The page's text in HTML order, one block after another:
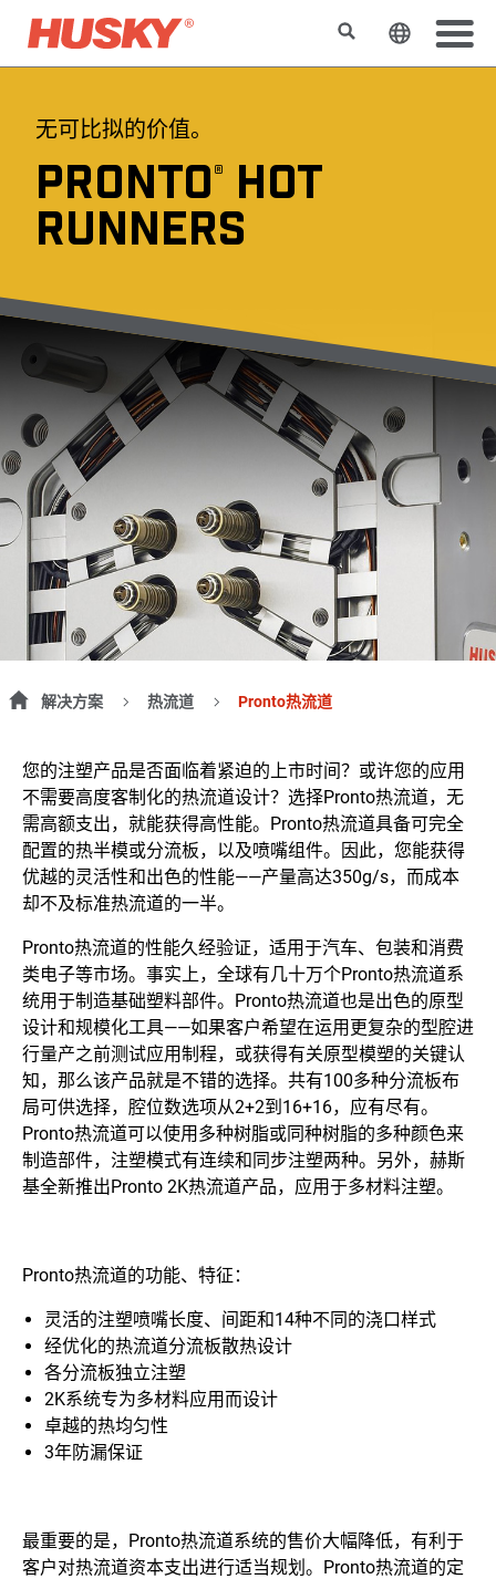
搜索 更改网站
无可比拟的价值。
PRONTO® HOT
RUNNERS
解决方案 热流道 Pronto热流道
您的注塑产品是否面临着紧迫的上市时间？或许您的应用
不需要高度客制化的热流道设计？选择Pronto热流道，无
需高额支出，就能获得高性能。Pronto热流道具备可完全
配置的热半模或分流板，以及喷嘴组件。因此，您能获得
优越的灵活性和出色的性能——产量高达350g/s，而成本
却不及标准热流道的一半。
Pronto热流道的性能久经验证，适用于汽车、包装和消费
类电子等市场。事实上，全球有几十万个Pronto热流道系
统用于制造基础塑料部件。Pronto热流道也是出色的原型
设计和规模化工具——如果客户希望在运用更复杂的型腔进
行量产之前测试应用制程，或获得有关原型模塑的关键认
知，那么该产品就是不错的选择。共有100多种分流板布
局可供选择，腔位数选项从2+2到16+16，应有尽有。
Pronto热流道可以使用多种树脂或同种树脂的多种颜色来
制造部件，注塑模式有连续和同步注塑两种。另外，赫斯
基全新推出Pronto 2K热流道产品，应用于多材料注塑。
Pronto热流道的功能、特征：
灵活的注塑喷嘴长度、间距和14种不同的浇口样式
经优化的热流道分流板散热设计
各分流板独立注塑
2K系统专为多材料应用而设计
卓越的热均匀性
3年防漏保证
最重要的是，Pronto热流道系统的售价大幅降低，有利于
客户对热流道资本支出进行适当规划。Pronto热流道的定